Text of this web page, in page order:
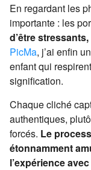
En regardant les
importante : les
d’être
PicMa, j’ai enfin
enfant qui
signification.
Chaque cliché
authentiques,
forcés. Le
étonnamment
l’expérience